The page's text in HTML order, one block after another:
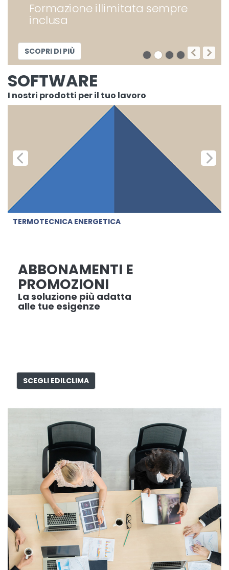
Formazione illimitata sempre
inclusa
SCOPRI DI PIÙ
SOFTWARE
I nostri prodotti per il tuo lavoro
TERMOTECNICA ENERGETICA
ABBONAMENTI E
PROMOZIONI
La soluzione più adatta
alle tue esigenze
SCEGLI EDILCLIMA